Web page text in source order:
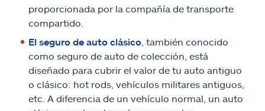
proporcionada por la compañía de transporte
compartido.
El seguro de auto clásico , también conocido
como seguro de auto de colección, está
diseñado para cubrir el valor de tu auto antiguo
o clásico: hot rods, vehículos militares antiguos,
etc. A diferencia de un vehículo normal, un auto